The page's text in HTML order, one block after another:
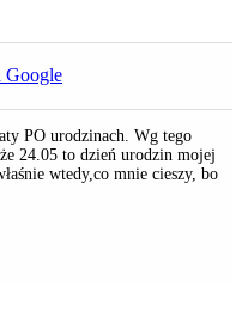
Google
PO urodzinach. Wg tego
24.05 to dzień urodzin mojej
wtedy,co mnie cieszy, bo